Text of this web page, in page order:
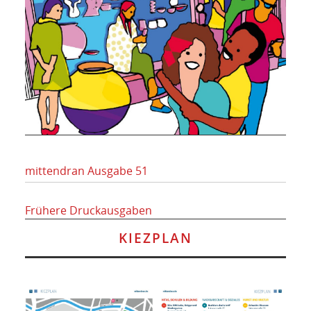
mittendran Ausgabe 51
Frühere Druckausgaben
KIEZPLAN